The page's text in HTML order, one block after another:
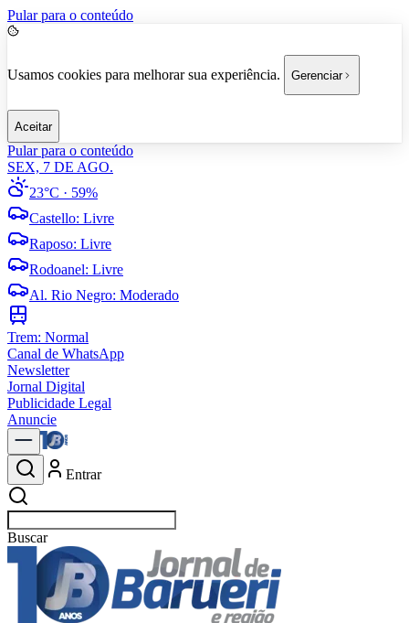
Pular para o conteúdo
Usamos cookies para melhorar sua experiência. Gerenciar
Aceitar
Pular para o conteúdo
SEX, 7 DE AGO.
23°C · 59%
Castello: Livre
Raposo: Livre
Rodoanel: Livre
Al. Rio Negro: Moderado
Trem: Normal
Canal de WhatsApp
Newsletter
Jornal Digital
Publicidade Legal
Anuncie
Entrar
Buscarno